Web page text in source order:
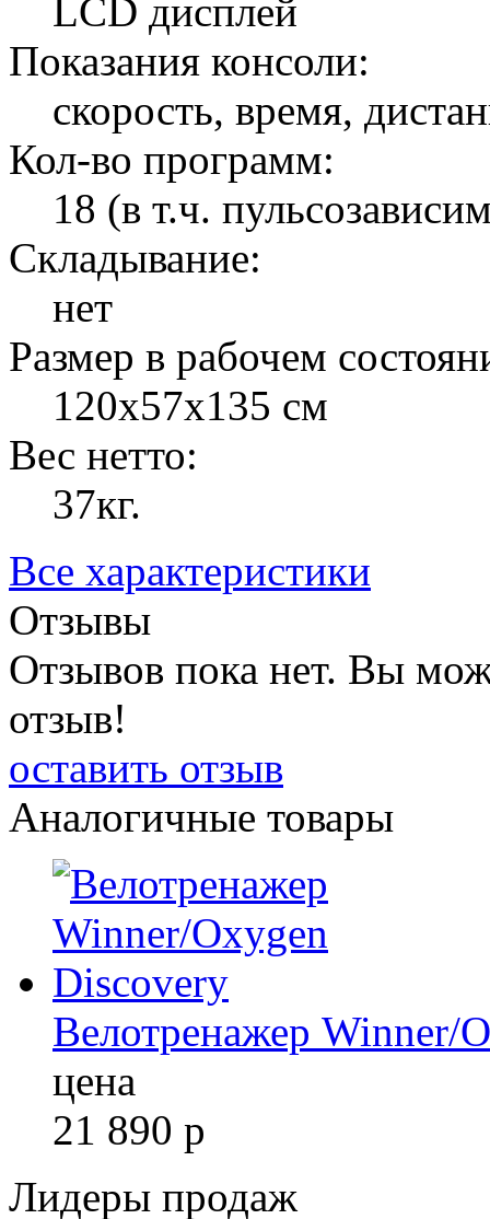
LCD дисплей
Показания консоли:
скорость, время,
Кол-во программ:
18 (в т.ч.
Складывание:
нет
Размер в рабочем
120x57x135 см
Вес нетто:
37кг.
Все характеристики
Отзывы
Отзывов пока нет. Вы
отзыв!
оставить отзыв
Аналогичные товары
Велотренажер Winner/
цена
21 890 р
Лидеры продаж